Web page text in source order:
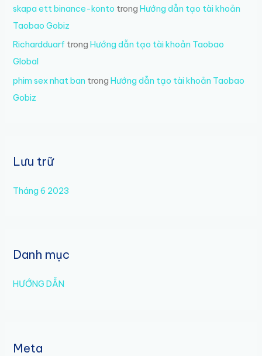
skapa ett binance-konto trongHướng dẫn tạo tài khoản
Taobao Gobiz
Richardduarf trongHướng dẫn tạo tài khoản Taobao
Global
phim sex nhat ban trongHướng dẫn tạo tài khoản Taobao
Gobiz
Lưu trữ
Tháng 6 2023
Danh mục
HƯỚNG DẪN
Meta